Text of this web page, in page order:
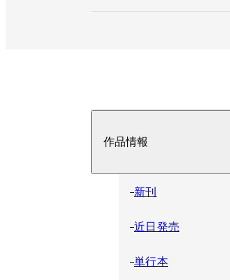
作品情報
新刊
近日発売
単行本